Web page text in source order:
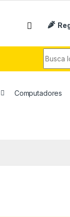
Computadores